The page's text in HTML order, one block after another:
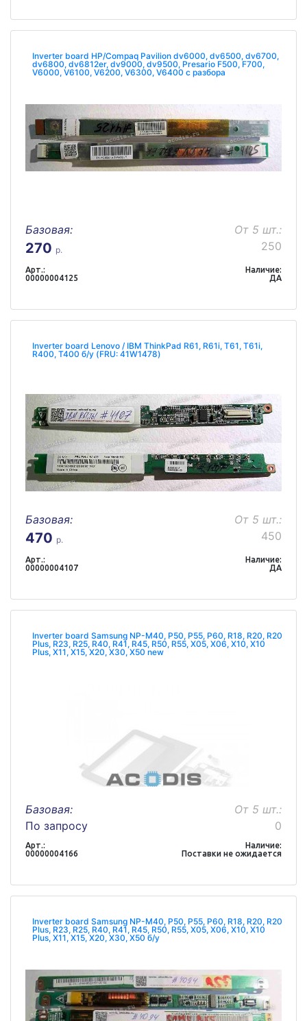
Inverter board HP/Compaq Pavilion dv6000, dv6500, dv6700,
dv6800, dv6812er, dv9000, dv9500, Presario F500, F700,
V6000, V6100, V6200, V6300, V6400 с разбора
Базовая:
270 р.
От 5 шт.:
250
Арт.:
00000004125
Наличие:
ДА
Inverter board Lenovo / IBM ThinkPad R61, R61i, T61, T61i,
R400, T400 б/у (FRU: 41W1478)
Базовая:
470 р.
От 5 шт.:
450
Арт.:
00000004107
Наличие:
ДА
Inverter board Samsung NP-M40, P50, P55, P60, R18, R20, R20
Plus, R23, R25, R40, R41, R45, R50, R55, X05, X06, X10, X10
Plus, X11, X15, X20, X30, X50 new
Базовая:
По запросу
От 5 шт.:
0
Арт.:
00000004166
Наличие:
Поставки не ожидается
Inverter board Samsung NP-M40, P50, P55, P60, R18, R20, R20
Plus, R23, R25, R40, R41, R45, R50, R55, X05, X06, X10, X10
Plus, X11, X15, X20, X30, X50 б/у